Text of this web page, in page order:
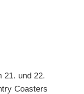
21. und 22.
Coasters